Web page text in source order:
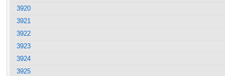
3920
3921
3922
3923
3924
3925